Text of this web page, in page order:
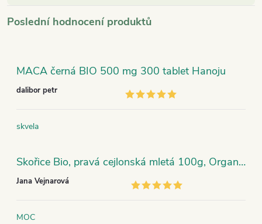
Poslední hodnocení produktů
MACA černá BIO 500 mg 300 tablet Hanoju
dalibor petr
skvela
Skořice Bio, pravá cejlonská mletá 100g, Organic India
Jana Vejnarová
MOC